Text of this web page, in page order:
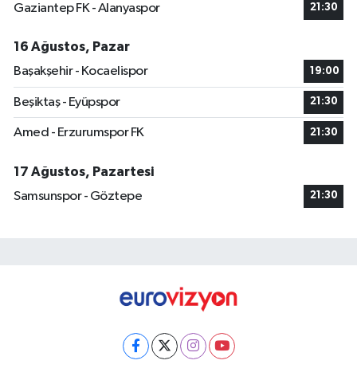
Gaziantep FK - Alanyaspor 21:30
16 Ağustos, Pazar
Başakşehir - Kocaelispor
19:00
Beşiktaş - Eyüpspor 21:30
Amed - Erzurumspor FK 21:30
17 Ağustos, Pazartesi
Samsunspor - Göztepe
21:30